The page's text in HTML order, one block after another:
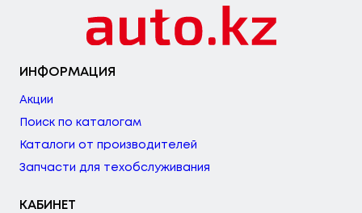
ИНФОРМАЦИЯ
Акции
Поиск по каталогам
Каталоги от производителей
Запчасти для техобслуживания
КАБИНЕТ